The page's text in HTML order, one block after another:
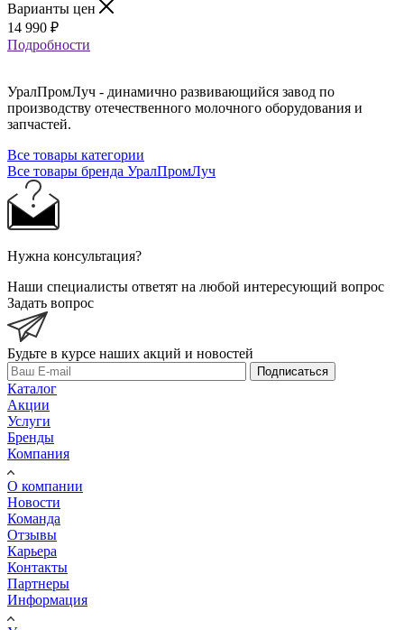
Варианты цен
14 990 ₽
Подробности
УралПромЛуч - динамично развивающийся завод по
производству отечественного молочного оборудования и
запчастей.
Все товары категории
Все товары бренда УралПромЛуч
Нужна консультация?
Наши специалисты ответят на любой интересующий вопрос
Задать вопрос
Будьте в курсе наших акций и новостей
Подписаться
Каталог
Акции
Услуги
Бренды
Компания
О компании
Новости
Команда
Отзывы
Карьера
Контакты
Партнеры
Информация